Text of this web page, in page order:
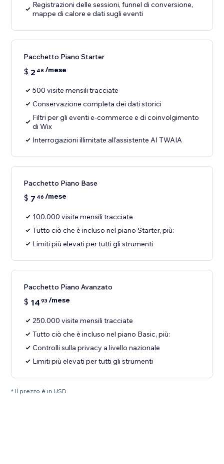
Registrazioni delle sessioni, funnel di conversione,
mappe di calore e dati sugli eventi
Pacchetto Piano Starter
$ 2 48 /mese
500 visite mensili tracciate
Conservazione completa dei dati storici
Filtri per gli eventi e-commerce e di coinvolgimento
di Wix
Interrogazioni illimitate all'assistente AI TWAIA
Pacchetto Piano Base
$ 7 46 /mese
100.000 visite mensili tracciate
Tutto ciò che è incluso nel piano Starter, più:
Limiti più elevati per tutti gli strumenti
Pacchetto Piano Avanzato
$ 14 93 /mese
250.000 visite mensili tracciate
Tutto ciò che è incluso nel piano Basic, più:
Controlli sulla privacy a livello nazionale
Limiti più elevati per tutti gli strumenti
* Il prezzo è in USD.